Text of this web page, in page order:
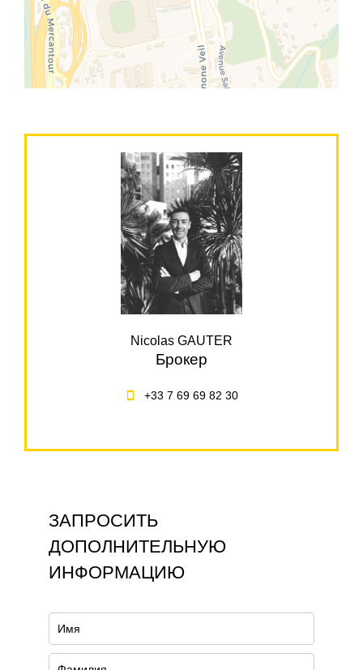
Nicolas GAUTER
Брокер
+33 7 69 69 82 30
ЗАПРОСИТЬ
ДОПОЛНИТЕЛЬНУЮ
ИНФОРМАЦИЮ